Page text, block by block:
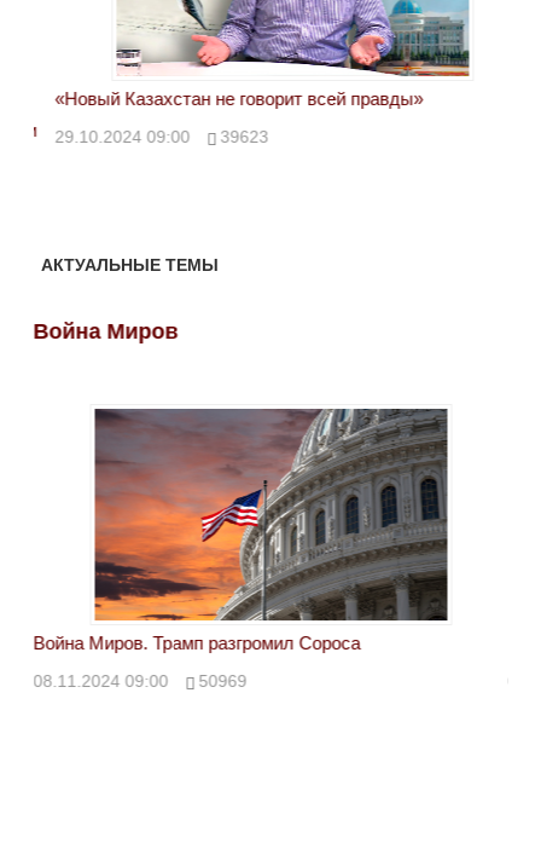
«Новый Казахстан не говорит всей правды»
29.10.2024 09:00 39623
АКТУАЛЬНЫЕ ТЕМЫ
Война Миров
Война Миров. Трамп разгромил Сороса
08.11.2024 09:00 50969